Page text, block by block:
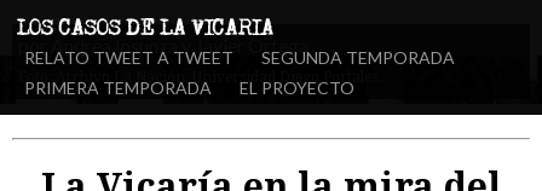
RELATO TWEET A TWEET
SEGUNDA TEMPORADA
PRIMERA TEMPORADA
EL PROYECTO